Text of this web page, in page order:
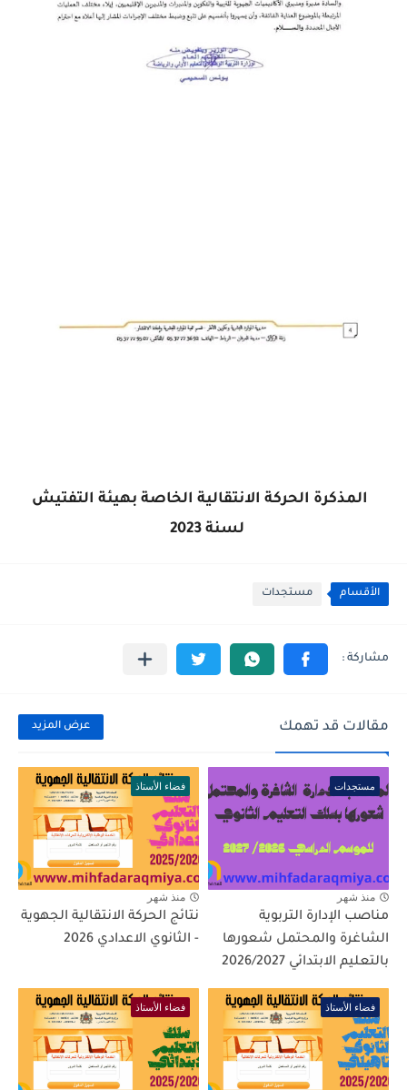
المذكرة الحركة الانتقالية الخاصة بهيئة التفتيش
لسنة 2023
الأقسام مستجدات
مقالات قد تهمك عرض المزيد
مستجدات
منذ شهر
مناصب الإدارة التربوية
الشاغرة والمحتمل شعورها
بالتعليم الابتدائي 2026/2027
فضاء الأستاذ
منذ شهر
نتائج الحركة الانتقالية الجهوية
- الثانوي الاعدادي 2026
فضاء الأستاذ فضاء الأستاذ